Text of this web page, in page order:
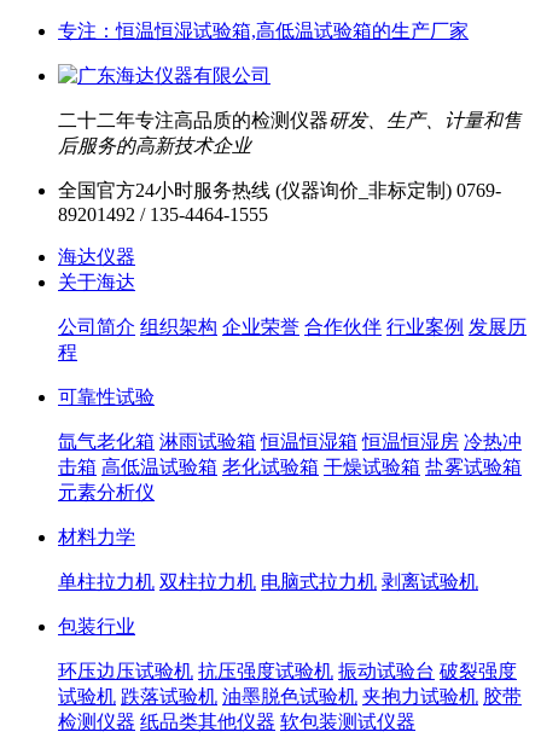
专注：恒温恒湿试验箱,高低温试验箱的生产厂家
二十二年专注高品质的检测仪器研发、生产、计量和售
后服务的高新技术企业
全国官方24小时服务热线 (仪器询价_非标定制) 0769-
89201492 / 135-4464-1555
海达仪器
关于海达
公司简介 组织架构 企业荣誉 合作伙伴 行业案例 发展历
程
可靠性试验
氙气老化箱 淋雨试验箱 恒温恒湿箱 恒温恒湿房 冷热冲
击箱 高低温试验箱 老化试验箱 干燥试验箱 盐雾试验箱
元素分析仪
材料力学
单柱拉力机 双柱拉力机 电脑式拉力机 剥离试验机
包装行业
环压边压试验机 抗压强度试验机 振动试验台 破裂强度
试验机 跌落试验机 油墨脱色试验机 夹抱力试验机 胶带
检测仪器 纸品类其他仪器 软包装测试仪器